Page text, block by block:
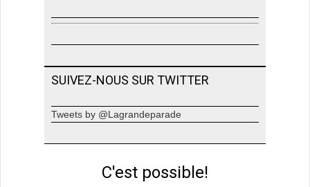
SUIVEZ-NOUS SUR TWITTER
Tweets by @Lagrandeparade
C'est possible!